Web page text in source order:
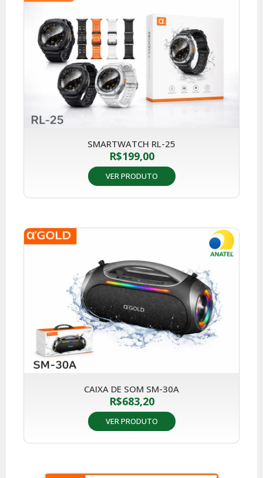
SMARTWATCH RL-25
R$199,00
VER PRODUTO
CAIXA DE SOM SM-30A
R$683,20
VER PRODUTO